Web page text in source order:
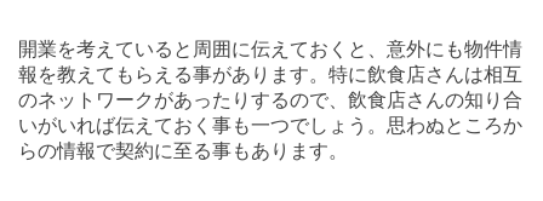
開業を考えていると周囲に伝えておくと、意外にも物件情
報を教えてもらえる事があります。特に飲食店さんは相互
のネットワークがあったりするので、飲食店さんの知り合
いがいれば伝えておく事も一つでしょう。思わぬところか
らの情報で契約に至る事もあります。